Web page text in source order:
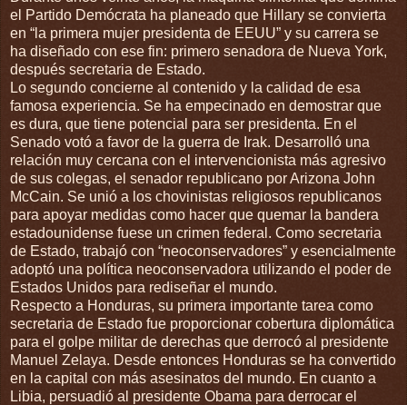
el Partido Demócrata ha planeado que Hillary se convierta
en “la primera mujer presidenta de EEUU” y su carrera se
ha diseñado con ese fin: primero senadora de Nueva York,
después secretaria de Estado.
Lo segundo concierne al contenido y la calidad de esa
famosa experiencia. Se ha empecinado en demostrar que
es dura, que tiene potencial para ser presidenta. En el
Senado votó a favor de la guerra de Irak. Desarrolló una
relación muy cercana con el intervencionista más agresivo
de sus colegas, el senador republicano por Arizona John
McCain. Se unió a los chovinistas religiosos republicanos
para apoyar medidas como hacer que quemar la bandera
estadounidense fuese un crimen federal. Como secretaria
de Estado, trabajó con “neoconservadores” y esencialmente
adoptó una política neoconservadora utilizando el poder de
Estados Unidos para rediseñar el mundo.
Respecto a Honduras, su primera importante tarea como
secretaria de Estado fue proporcionar cobertura diplomática
para el golpe militar de derechas que derrocó al presidente
Manuel Zelaya. Desde entonces Honduras se ha convertido
en la capital con más asesinatos del mundo. En cuanto a
Libia, persuadió al presidente Obama para derrocar el